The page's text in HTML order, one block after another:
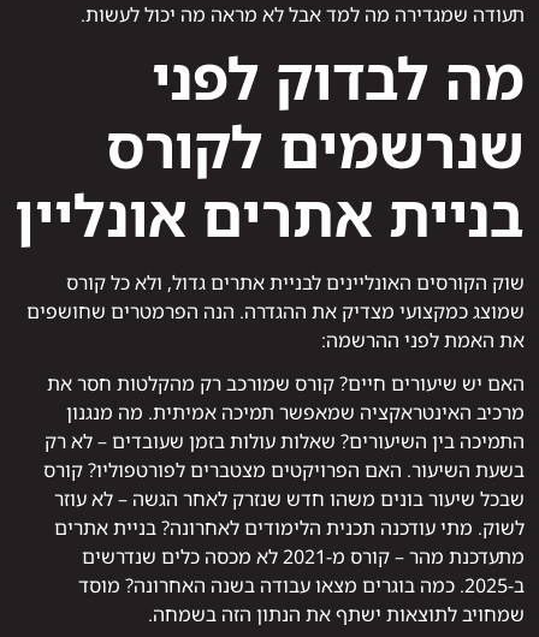
תעודה שמגדירה מה למד אבל לא מראה מה יכול לעשות.
מה לבדוק לפני
שנרשמים לקורס
בניית אתרים אונליין
שוק הקורסים האונליינים לבניית אתרים גדול, ולא כל קורס
שמוצג כמקצועי מצדיק את ההגדרה. הנה הפרמטרים שחושפים
את האמת לפני ההרשמה:
האם יש שיעורים חיים? קורס שמורכב רק מהקלטות חסר את
מרכיב האינטראקציה שמאפשר תמיכה אמיתית. מה מנגנון
התמיכה בין השיעורים? שאלות עולות בזמן שעובדים – לא רק
בשעת השיעור. האם הפרויקטים מצטברים לפורטפוליו? קורס
שבכל שיעור בונים משהו חדש שנזרק לאחר הגשה – לא עוזר
לשוק. מתי עודכנה תכנית הלימודים לאחרונה? בניית אתרים
מתעדכנת מהר – קורס מ-2021 לא מכסה כלים שנדרשים
ב-2025. כמה בוגרים מצאו עבודה בשנה האחרונה? מוסד
שמחויב לתוצאות ישתף את הנתון הזה בשמחה.